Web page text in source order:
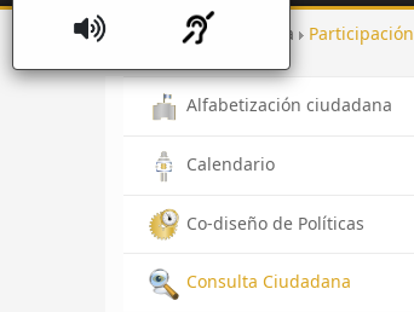
Inicio Apertura Participación
Alfabetización ciudadana
Calendario
Co-diseño de Políticas
Consulta Ciudadana